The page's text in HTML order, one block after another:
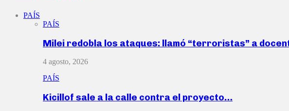
PAÍS
PAÍS
Milei redobla los ataques: llamó “terroristas” a
4 agosto, 2026
PAÍS
Kicillof sale a la calle contra el proyecto…